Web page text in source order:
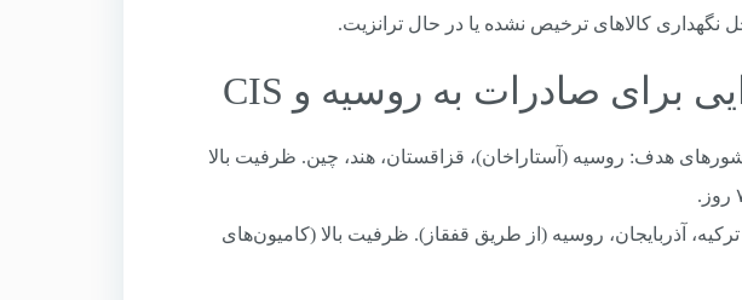
نگهداری کالاهای ترخیص نشده یا در حال ترانزیت.
هدف: روسیه (آستاراخان)، قزاقستان، هند، چین. ظرفیت بالا
آذربایجان، روسیه (از طریق قفقاز). ظرفیت بالا (کامیون‌های